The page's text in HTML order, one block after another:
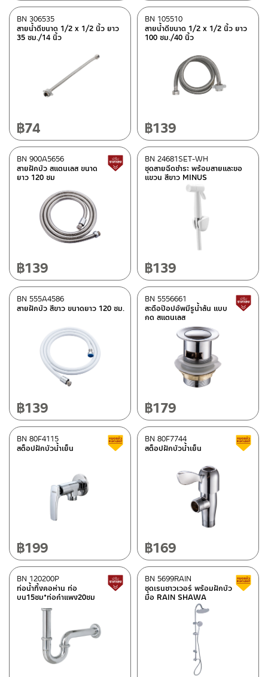
สายน้ำดีขนาด 1/2 x 1/2 นิ้ว ยาว
35 ซม./14 นิ้ว
BN 306535
฿74
สายน้ำดีขนาด 1/2 x 1/2 นิ้ว ยาว
100 ซม./40 นิ้ว
BN 105510
฿139
สายฝักบัว สแตนเลส ขนาด
ยาว 120 ซม
BN 900A5656 สินค้าปรับราคาลดลง
฿139
ชุดสายฉีดชำระ พร้อมสายและขอ
แขวน สีขาว MINUS
BN 24681SET-WH
฿139
สายฝักบัว สีขาว ขนาดยาว 120 ซม.
BN 555A4586
฿139
สะดือป๊อปอัพมีรูน้ำล้น แบบ
กด สแตนเลส
BN 5556661
฿179
สต็อปฝักบัวน้ำเย็น
BN 80F4115 สินค้าลดราคา เคลียร์สต็อก
฿199
สต็อปฝักบัวน้ำเย็น
BN 80F7744
฿169
ท่อน้ำทิ้งคอห่าน ท่อ
บน15ซม*ท่อกำแพง20ซม
BN 120200P สินค้าปรับราคาลดลง
ชุดเรนชาวเวอร์ พร้อมฝักบัว
มือ RAIN SHAWA
BN 5699RAIN